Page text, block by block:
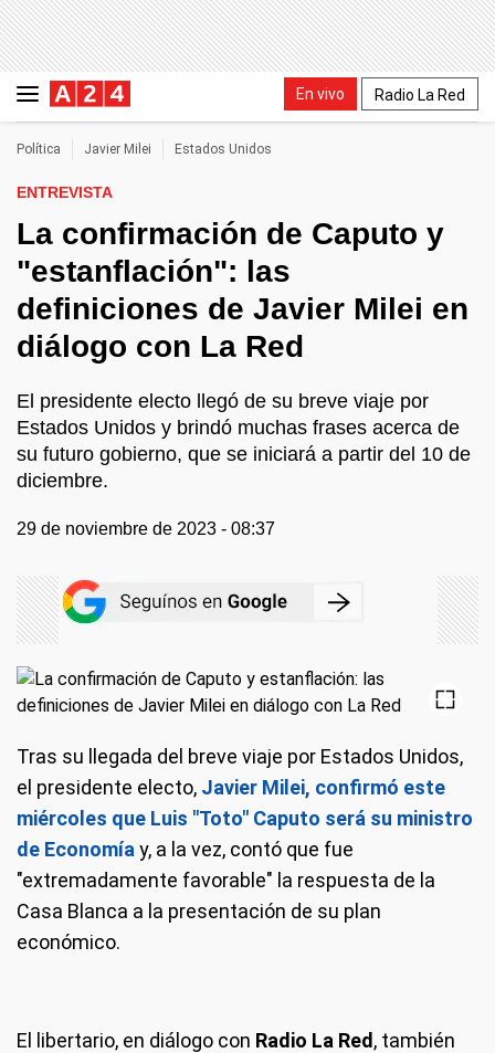
En vivo Radio La Red
Política Javier Milei Estados Unidos
ENTREVISTA
La confirmación de Caputo y
"estanflación": las
definiciones de Javier Milei en
diálogo con La Red
El presidente electo llegó de su breve viaje por
Estados Unidos y brindó muchas frases acerca de
su futuro gobierno, que se iniciará a partir del 10 de
diciembre.
29 de noviembre de 2023 - 08:37
Tras su llegada del breve viaje por Estados Unidos,
el presidente electo, Javier Milei, confirmó este
miércoles que Luis "Toto" Caputo será su ministro
de Economía y, a la vez, contó que fue
"extremadamente favorable" la respuesta de la
Casa Blanca a la presentación de su plan
económico.
El libertario, en diálogo con Radio La Red , también